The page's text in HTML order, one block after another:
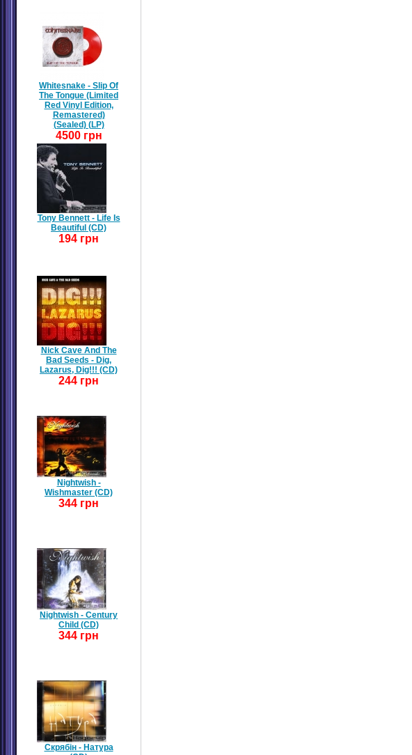
Whitesnake - Slip Of
The Tongue (Limited
Red Vinyl Edition,
Remastered)
(Sealed) (LP)
4500 грн
Tony Bennett - Life Is
Beautiful (CD)
194 грн
Nick Cave And The
Bad Seeds - Dig,
Lazarus, Dig!!! (CD)
244 грн
Nightwish -
Wishmaster (CD)
344 грн
Nightwish - Century
Child (CD)
344 грн
Скрябін - Натура